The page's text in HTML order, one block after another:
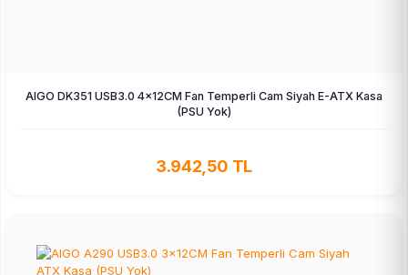
AIGO DK351 USB3.0 4×12CM Fan Temperli Cam Siyah E-ATX Kasa
(PSU Yok)
3.942,50 TL